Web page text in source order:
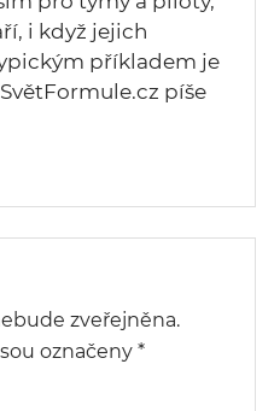
i když jejich
příkladem je
píše
zveřejněna.
označeny *